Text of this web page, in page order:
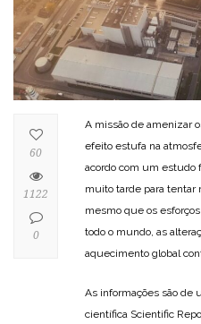
A missão de amenizar
efeito estufa na
acordo com um
muito tarde para tentar
mesmo que os
todo o mundo, as
aquecimento global
As informações são de
científica Scientific
60
1122
0